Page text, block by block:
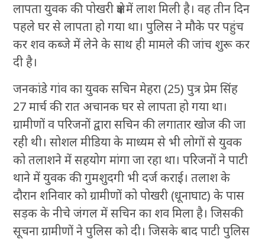
लापता युवक की पोखरी क्षेत्र में लाश मिली है। वह तीन दिन
पहले घर से लापता हो गया था। पुलिस ने मौके पर पहुंच
कर शव कब्जे में लेने के साथ ही मामले की जांच शुरू कर
दी है।
जनकांडे गांव का युवक सचिन मेहरा (25) पुत्र प्रेम सिंह
27 मार्च की रात अचानक घर से लापता हो गया था।
ग्रामीणों व परिजनों द्वारा सचिन की लगातार खोज की जा
रही थी। सोशल मीडिया के माध्यम से भी लोगों से युवक
को तलाशने में सहयोग मांगा जा रहा था। परिजनों ने पाटी
थाने में युवक की गुमशुदगी भी दर्ज कराई। तलाश के
दौरान शनिवार को ग्रामीणों को पोखरी (धूनाघाट) के पास
सड़क के नीचे जंगल में सचिन का शव मिला है। जिसकी
सूचना ग्रामीणों ने पुलिस को दी। जिसके बाद पाटी पुलिस